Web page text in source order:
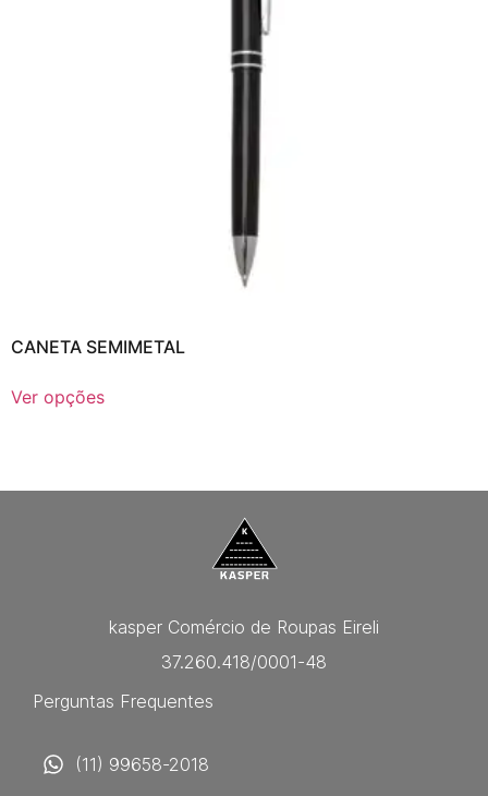
CANETA SEMIMETAL
Ver opções
kasper Comércio de Roupas Eireli
37.260.418/0001-48
Perguntas Frequentes
(11) 99658-2018